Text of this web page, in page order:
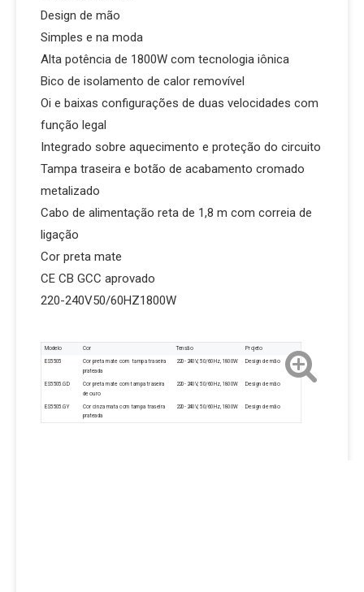
Design de mão
Simples e na moda
Alta potência de 1800W com tecnologia iônica
Bico de isolamento de calor removível
Oi e baixas configurações de duas velocidades com
função legal
Integrado sobre aquecimento e proteção do circuito
Tampa traseira e botão de acabamento cromado
metalizado
Cabo de alimentação reta de 1,8 m com correia de
ligação
Cor preta mate
CE CB GCC aprovado
220-240V50/60HZ1800W
Modelo Cor Tensão Projeto
ES5505
Cor preta mate com tampa traseira
prateada
220-240V, 50/60Hz, 1800W Design de mão
ES5505.GD Cor preta mate com tampa traseira
de ouro
220-240V, 50/60Hz, 1800W Design de mão
ES5505.GY
Cor cinza mata com tampa traseira
prateada
220-240V, 50/60Hz, 1800W Design de mão